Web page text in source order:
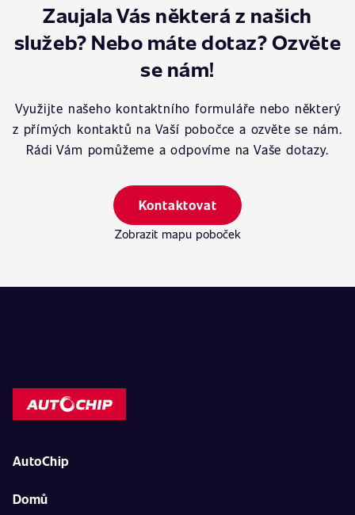
Zaujala Vás některá z našich
služeb? Nebo máte dotaz? Ozvěte
se nám!
Využijte našeho kontaktního formuláře nebo některý
z přímých kontaktů na Vaší pobočce a ozvěte se nám.
Rádi Vám pomůžeme a odpovíme na Vaše dotazy.
Kontaktovat
Zobrazit mapu poboček
AutoChip
Domů